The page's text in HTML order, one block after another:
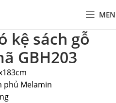
kệ sách gỗ
GBH203
phủ Melamin